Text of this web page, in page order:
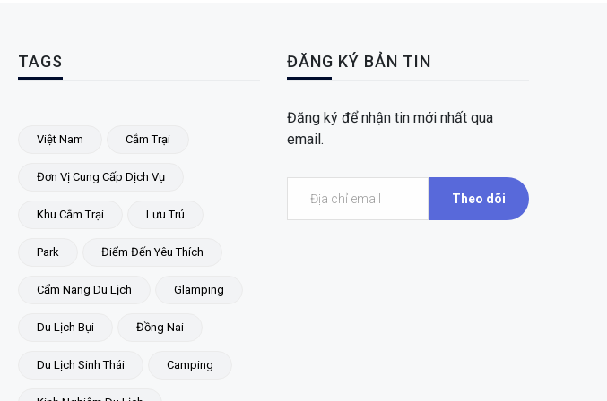
TAGS
Việt Nam Cắm Trại
Đơn Vị Cung Cấp Dịch Vụ
Khu Cắm Trại Lưu Trú
Park Điểm Đến Yêu Thích
Cẩm Nang Du Lịch Glamping
Du Lịch Bụi Đồng Nai
Du Lịch Sinh Thái Camping
ĐĂNG KÝ BẢN TIN
Đăng ký để nhận tin mới nhất qua
email.
Theo dõi